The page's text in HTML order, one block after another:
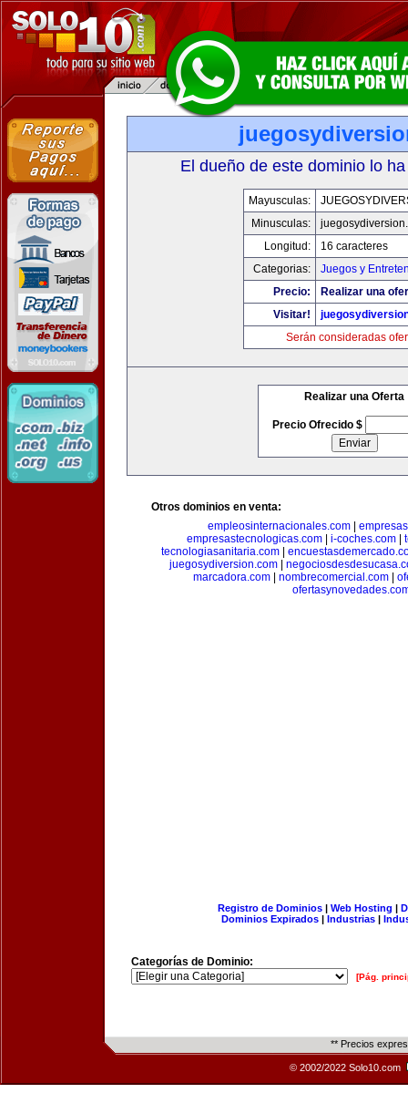
El dueño de este dominio lo
Mayusculas:
Minusculas:
Longitud:
16 caracteres
Categorias:
Juegos y
Precio:
Realizar una
Visitar!
Serán consideradas
Realizar una Oferta
Precio Ofrecido $
Otros dominios en venta:
empleosinternacionales.com
empresastecnologicas.com
i-coches.com
tecnologiasanitaria.com|
juegosydiversion.com
marcadora.com| nombrecomercial.com|
Registro de Dominios| Web Hosting |
Dominios Expirados | Industrias |
Categorías de Dominio:
[Pág.
** Precios
© 2002/2022 Solo10.com